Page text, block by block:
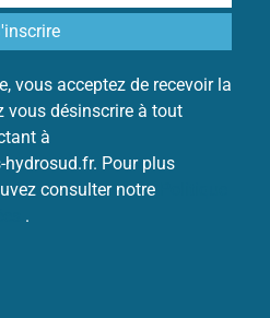
vous acceptez de recevoir la
vous désinscrire à tout
à
Pour plus
consulter notre
.